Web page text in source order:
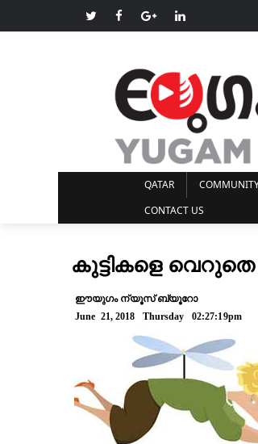
QATAR
CONTACT US
കുട്ടികളെ
ഈയുഗം ന്യൂസ് ബ്യൂറോ
June 21, 2018 Thursday 02:27:19pm